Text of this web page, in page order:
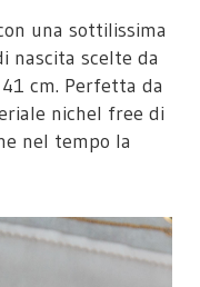
una sottilissima
nascita scelte da
cm. Perfetta da
nichel free di
nel tempo la